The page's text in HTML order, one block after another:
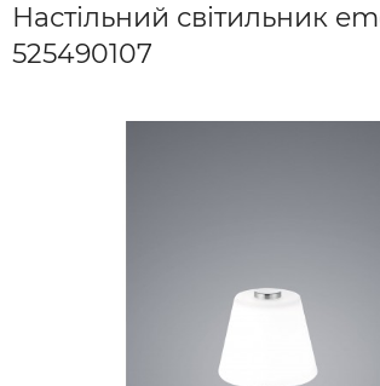
Настільний світильник
525490107